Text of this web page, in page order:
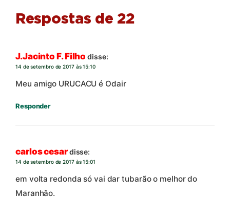
Respostas de 22
J.Jacinto F. Filho disse:
14 de setembro de 2017 às 15:10
Meu amigo URUCACU é Odair
Responder
carlos cesardisse:
14 de setembro de 2017 às 15:01
em volta redonda só vai dar tubarão o melhor do
Maranhão.